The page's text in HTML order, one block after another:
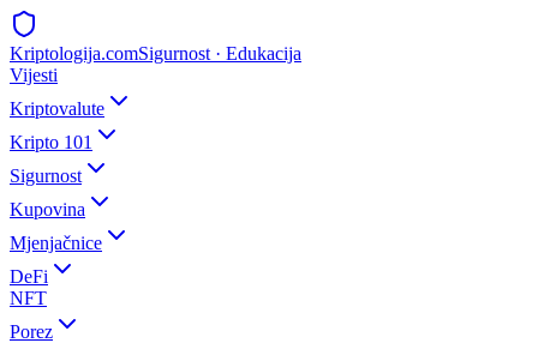
Kriptologija.comSigurnost · Edukacija
Vijesti
Kriptovalute
Kripto 101
Sigurnost
Kupovina
Mjenjačnice
DeFi
NFT
Porez